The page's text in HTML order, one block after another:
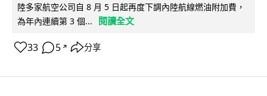
陸多家航空公司自 8 月 5 日起再度下調內陸航線燃油附加費，
為年內連續第 3 個...
閱讀全文
33 5 ↗ 分享